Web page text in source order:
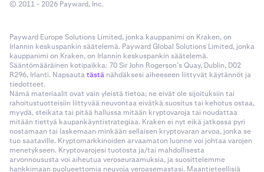
© 2011 - 2026 Payward, Inc.
Payward Europe Solutions Limited, jonka kauppanimi on Kraken, on
Irlannin keskuspankin säätelemä. Payward Global Solutions Limited, jonka
kauppanimi on Kraken, on Irlannin keskuspankin säätelemä.
Sääntömääräinen kotipaikka: 70 Sir John Rogerson’s Quay, Dublin, D02
R296, Irlanti. Napsautatästä nähdäksesi aiheeseen liittyvät käytännöt ja
tiedotteet.
Nämä materiaalit ovat vain yleistä tietoa; ne eivät ole sijoituksiin tai
rahoitustuotteisiin liittyvää neuvontaa eivätkä suositus tai kehotus ostaa,
myydä, steikata tai pitää hallussa mitään kryptovaroja tai noudattaa
mitään tiettyä kaupankäyntistrategiaa. Kraken ei nyt eikä jatkossa pyri
nostamaan tai laskemaan minkään sellaisen kryptovaran arvoa, jonka se
tuo saataville. Kryptomarkkinoiden arvaamaton luonne voi johtaa varojen
menetykseen. Kryptovarojesi tuotosta ja/tai mahdollisesta
arvonnoususta voi aiheutua veroseuraamuksia, ja suosittelemme
hankkimaan puolueettomia neuvoja veroasemastasi. Maantieteellisiä